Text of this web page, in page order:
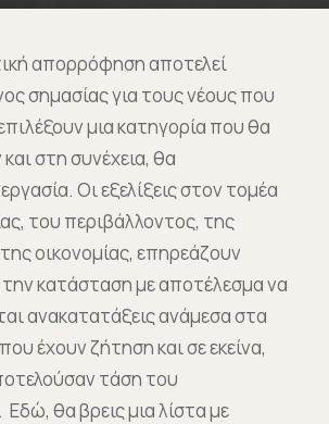
Voucher
απορρόφηση αποτελεί
σημασίας για τους νέους που
μια κατηγορία που θα
και στη συνέχεια, θα
Οι εξελίξεις στον τομέα
του περιβάλλοντος, της
οικονομίας, επηρεάζουν
κατάσταση με αποτέλεσμα να
ανακατατάξεις ανάμεσα στα
έχουν ζήτηση και σε εκείνα,
τάση του
θα βρεις μια λίστα με